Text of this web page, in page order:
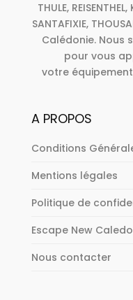
THULE,
SANTAFIXIE,
Calédonie. Nous
pour vous
votre
A PROPOS
Conditions
Mentions légales
Politique de
Escape New
Nous contacter